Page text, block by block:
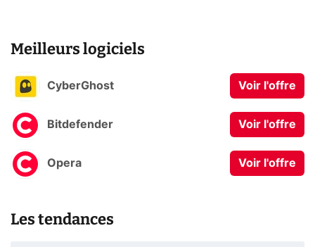
Meilleurs logiciels
CyberGhost Voir l'offre
Bitdefender Voir l'offre
Opera Voir l'offre
Les tendances